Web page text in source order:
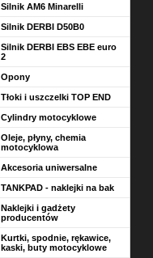
Silnik AM6 Minarelli
Silnik DERBI D50B0
Silnik DERBI EBS EBE euro
2
Opony
Tłoki i uszczelki TOP END
Cylindry motocyklowe
Oleje, płyny, chemia
motocyklowa
Akcesoria uniwersalne
TANKPAD - naklejki na bak
Naklejki i gadżety
producentów
Kurtki, spodnie, rękawice,
kaski, buty motocyklowe